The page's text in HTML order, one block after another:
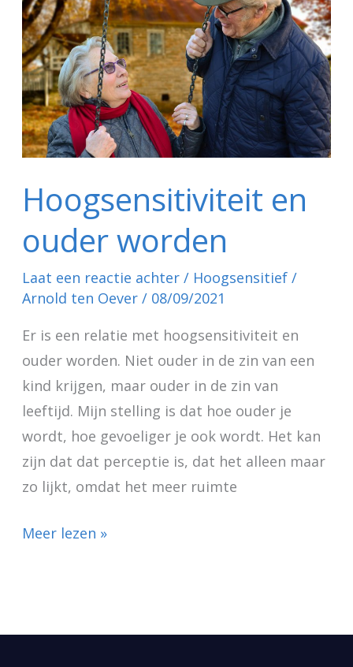
Hoogsensitiviteit en
ouder worden
Laat een reactie achter / Hoogsensitief/
Arnold ten Oever / 08/09/2021
Er is een relatie met hoogsensitiviteit en
ouder worden. Niet ouder in de zin van een
kind krijgen, maar ouder in de zin van
leeftijd. Mijn stelling is dat hoe ouder je
wordt, hoe gevoeliger je ook wordt. Het kan
zijn dat dat perceptie is, dat het alleen maar
zo lijkt, omdat het meer ruimte
ouder
worden
Meer lezen »